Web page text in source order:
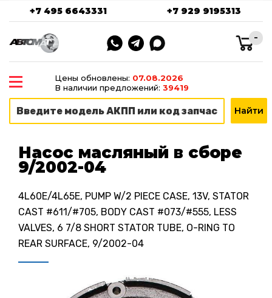
+7 495 6643331 +7 929 9195313
-
Цены обновлены: 07.08.2026
В наличии предложений: 39419
Насос масляный в сборе
9/2002-04
4L60E/4L65E, PUMP W/2 PIECE CASE, 13V, STATOR
CAST #611/#705, BODY CAST #073/#555, LESS
VALVES, 6 7/8 SHORT STATOR TUBE, O-RING TO
REAR SURFACE, 9/2002-04